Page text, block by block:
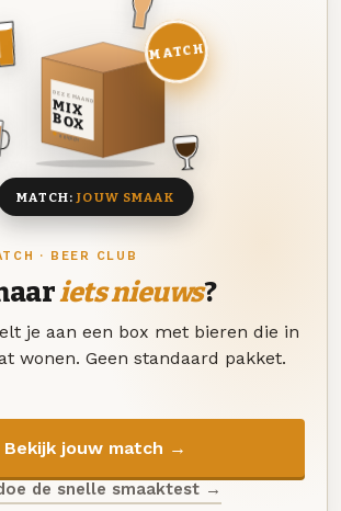
· BEER CLUB
iets nieuws?
je aan een box met bieren die in
wonen. Geen standaard pakket.
Bekijk jouw match →
de snelle smaaktest →
DEZE MAAND
MIX
BOX
8 BIEREN
MATCH
MATCH:JOUW SMAAK